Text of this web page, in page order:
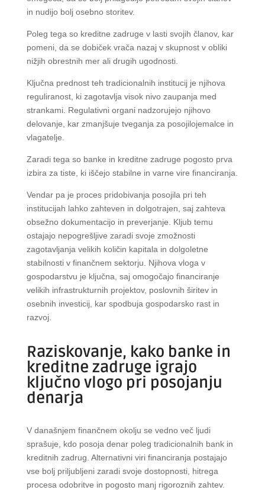
in nudijo bolj osebno storitev.
Poleg tega so kreditne zadruge v lasti svojih članov, kar
pomeni, da se dobiček vrača nazaj v skupnost v obliki
nižjih obrestnih mer ali drugih ugodnosti.
Ključna prednost teh tradicionalnih institucij je njihova
reguliranost, ki zagotavlja visok nivo zaupanja med
strankami. Regulativni organi nadzorujejo njihovo
delovanje, kar zmanjšuje tveganja za posojilojemalce in
vlagatelje.
Zaradi tega so banke in kreditne zadruge pogosto prva
izbira za tiste, ki iščejo stabilne in varne vire financiranja.
Vendar pa je proces pridobivanja posojila pri teh
institucijah lahko zahteven in dolgotrajen, saj zahteva
obsežno dokumentacijo in preverjanje. Kljub temu
ostajajo nepogrešljive zaradi svoje zmožnosti
zagotavljanja velikih količin kapitala in dolgoletne
stabilnosti v finančnem sektorju. Njihova vloga v
gospodarstvu je ključna, saj omogočajo financiranje
velikih infrastrukturnih projektov, poslovnih širitev in
osebnih investicij, kar spodbuja gospodarsko rast in
razvoj.
Raziskovanje, kako banke in
kreditne zadruge igrajo
ključno vlogo pri posojanju
denarja
V današnjem finančnem okolju se vedno več ljudi
sprašuje, kdo posoja denar poleg tradicionalnih bank in
kreditnih zadrug. Alternativni viri financiranja postajajo
vse bolj priljubljeni zaradi svoje dostopnosti, hitrega
procesa odobritve in pogosto manj rigoroznih zahtev.